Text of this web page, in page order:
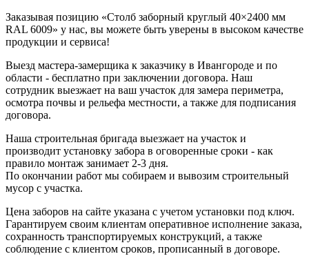
Заказывая позицию «Столб заборный круглый 40×2400 мм
RAL 6009» у нас, вы можете быть уверены в высоком качестве
продукции и сервиса!
Выезд мастера-замерщика к заказчику в Ивангороде и по
области - бесплатно при заключении договора. Наш
сотрудник выезжает на ваш участок для замера периметра,
осмотра почвы и рельефа местности, а также для подписания
договора.
Наша строительная бригада выезжает на участок и
производит установку забора в оговоренные сроки - как
правило монтаж занимает 2-3 дня.
По окончании работ мы собираем и вывозим строительный
мусор с участка.
Цена заборов на сайте указана с учетом установки под ключ.
Гарантируем своим клиентам оперативное исполнение заказа,
сохранность транспортируемых конструкций, а также
соблюдение с клиентом сроков, прописанный в договоре.